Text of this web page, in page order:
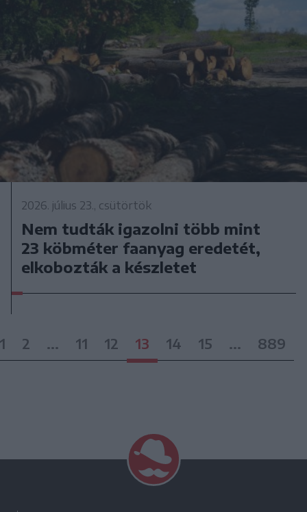
2026. július 23., csütörtök
Nem tudták igazolni több mint
23 köbméter faanyag eredetét,
elkobozták a készletet
1 2 ... 11 12 13 14 15 ... 889